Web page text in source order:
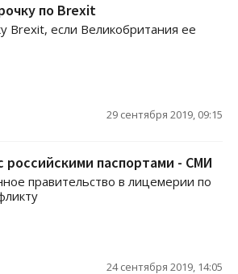
по Brexit
Brexit, если Великобритания ее
29 сентября 2019, 09:15
паспортами - СМИ
правительство в лицемерии по
24 сентября 2019, 14:05